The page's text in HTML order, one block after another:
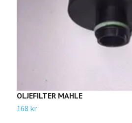
OLJEFILTER MAHLE
168 kr